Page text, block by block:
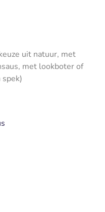
uit natuur, met
met lookboter of